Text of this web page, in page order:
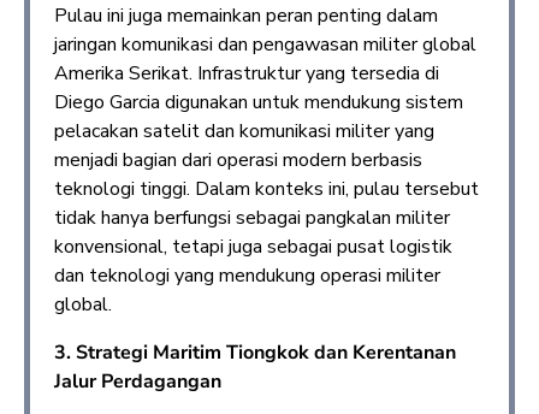
Pulau ini juga memainkan peran penting dalam
jaringan komunikasi dan pengawasan militer global
Amerika Serikat. Infrastruktur yang tersedia di
Diego Garcia digunakan untuk mendukung sistem
pelacakan satelit dan komunikasi militer yang
menjadi bagian dari operasi modern berbasis
teknologi tinggi. Dalam konteks ini, pulau tersebut
tidak hanya berfungsi sebagai pangkalan militer
konvensional, tetapi juga sebagai pusat logistik
dan teknologi yang mendukung operasi militer
global.
3.Strategi Maritim Tiongkok dan Kerentanan
Jalur Perdagangan